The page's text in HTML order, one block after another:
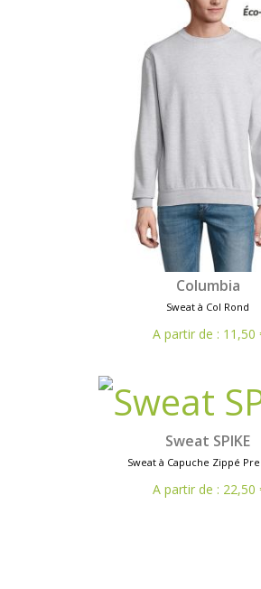
Columbia
Sweat à Col Rond
A partir de : 11,50
Sweat SPIKE
Sweat à Capuche Zippé
A partir de : 22,50